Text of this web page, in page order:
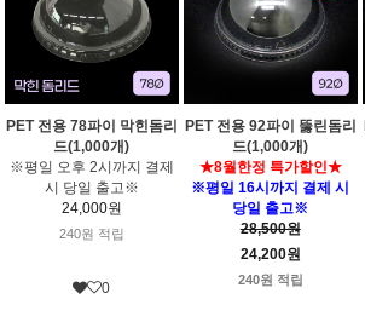
PET 전용 78파이 막힌돔리
드(1,000개)
※평일 오후 2시까지 결제
시 당일 출고※
24,000원
240원 적립
0
PET 전용 92파이 뚫린돔리
드(1,000개)
★8월한정 특가할인★
※평일 16시까지 결제 시
당일 출고※
28,500원
24,200원
240원 적립